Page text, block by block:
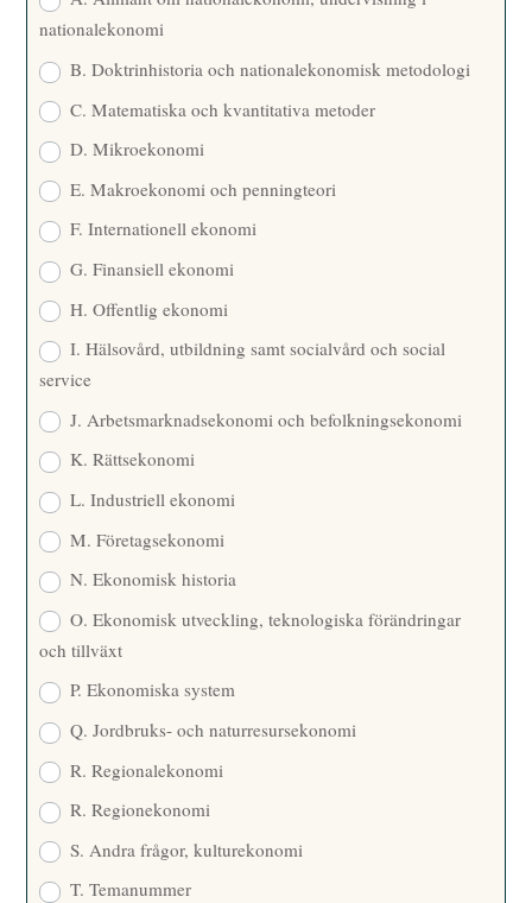
nationalekonomi
B. Doktrinhistoria och nationalekonomisk metodologi
C. Matematiska och kvantitativa metoder
D. Mikroekonomi
E. Makroekonomi och penningteori
F. Internationell ekonomi
G. Finansiell ekonomi
H. Offentlig ekonomi
I. Hälsovård, utbildning samt socialvård och social
service
J. Arbetsmarknadsekonomi och befolkningsekonomi
K. Rättsekonomi
L. Industriell ekonomi
M. Företagsekonomi
N. Ekonomisk historia
O. Ekonomisk utveckling, teknologiska förändringar
och tillväxt
P. Ekonomiska system
Q. Jordbruks- och naturresursekonomi
R. Regionalekonomi
R. Regionekonomi
S. Andra frågor, kulturekonomi
T. Temanummer